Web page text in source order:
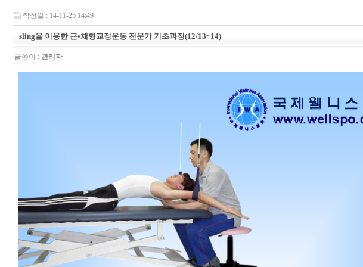
작성일 : 14-11-25 14:49
sling을 이용한 근•체형교정운동 전문가 기초과정(12/13~14)
글쓴이 : 관리자